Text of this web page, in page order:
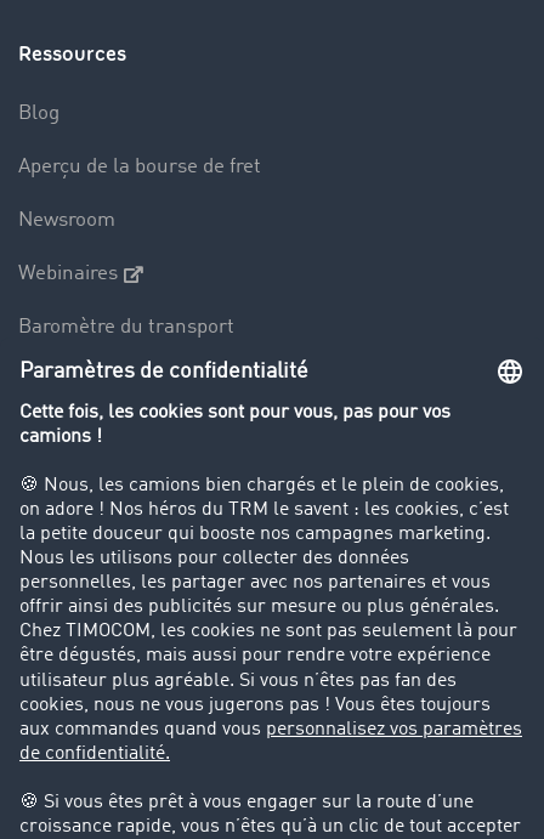
Ressources
Blog
Aperçu de la bourse de fret
Newsroom
Webinaires
Baromètre du transport
Le dictionnaire du transport
Interdiction de circulation des poids lourds
Entreprise
Parrainage clients
Success Stories
Cadre légal
Mentions légales